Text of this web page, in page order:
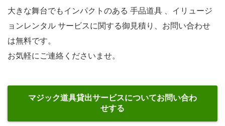
大きな舞台でもインパクトのある 手品道具 、イリュージ
ョンレンタル サービスに関する御見積り、お問い合わせ
は無料です。
お気軽にご連絡くださいませ。
マジック道具貸出サービスについてお問い合わ
せする